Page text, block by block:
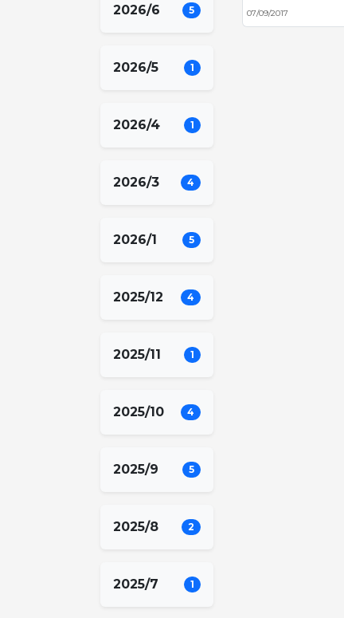
2026/6 5
2026/5 1
2026/4 1
2026/3 4
2026/1 5
2025/12 4
2025/11 1
2025/10 4
2025/9 5
2025/8 2
2025/7 1
07/09/2017